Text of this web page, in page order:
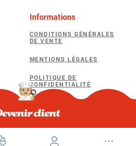
client
Informations
CONDITIONS GÉNÉRALES
DE VENTE
MENTIONS LÉGALES
POLITIQUE DE
CONFIDENTIALITÉ
POLITIQUE D’UTILISATION
DES COOKIES